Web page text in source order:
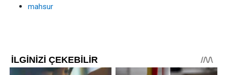
mahsur